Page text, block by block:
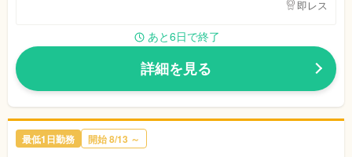
即レス
あと6日で終了
詳細を見る
最低1日勤務 開始 8/13 ～